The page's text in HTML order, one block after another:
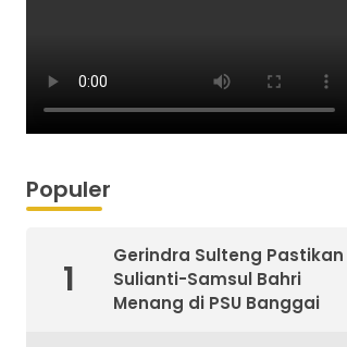
Populer
1
Gerindra Sulteng Pastikan
Sulianti-Samsul Bahri
Menang di PSU Banggai